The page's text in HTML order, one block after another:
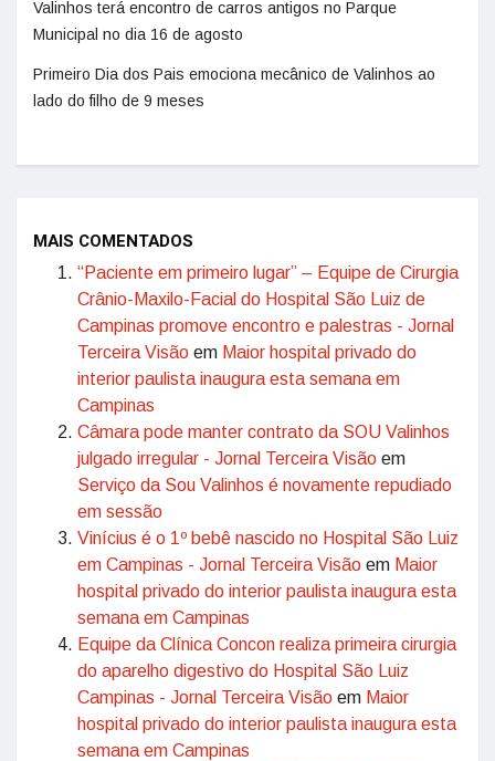
Valinhos terá encontro de carros antigos no Parque
Municipal no dia 16 de agosto
Primeiro Dia dos Pais emociona mecânico de Valinhos ao
lado do filho de 9 meses
MAIS COMENTADOS
“Paciente em primeiro lugar” – Equipe de Cirurgia
Crânio-Maxilo-Facial do Hospital São Luiz de
Campinas promove encontro e palestras - Jornal
Terceira Visão em Maior hospital privado do
interior paulista inaugura esta semana em
Campinas
Câmara pode manter contrato da SOU Valinhos
julgado irregular - Jornal Terceira Visão em
Serviço da Sou Valinhos é novamente repudiado
em sessão
Vinícius é o 1º bebê nascido no Hospital São Luiz
em Campinas - Jornal Terceira Visão em Maior
hospital privado do interior paulista inaugura esta
semana em Campinas
Equipe da Clínica Concon realiza primeira cirurgia
do aparelho digestivo do Hospital São Luiz
Campinas - Jornal Terceira Visão em Maior
hospital privado do interior paulista inaugura esta
semana em Campinas